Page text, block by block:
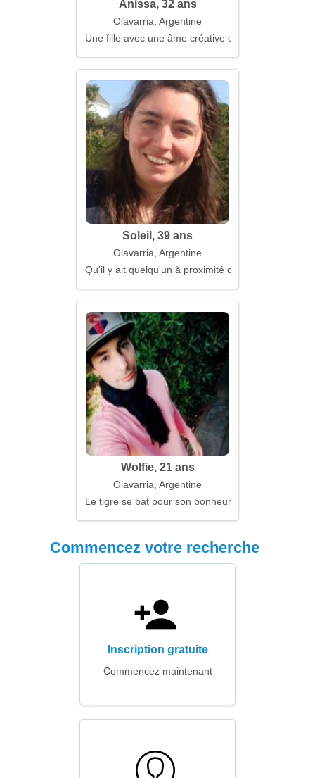
Anissa, 32 ans
Olavarria, Argentine
Une fille avec une âme créative et ouverte
Soleil, 39 ans
Olavarria, Argentine
Qu'il y ait quelqu'un à proximité qui entende
Wolfie, 21 ans
Olavarria, Argentine
Le tigre se bat pour son bonheur
Commencez votre recherche
Inscription gratuite
Commencez maintenant